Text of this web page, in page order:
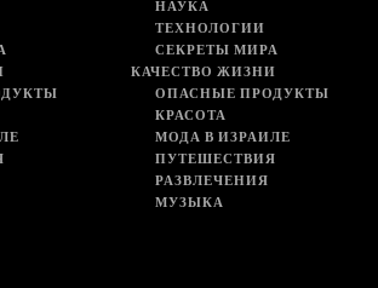
НАУКА
ТЕХНОЛОГИИ
СЕКРЕТЫ МИРА
КАЧЕСТВО ЖИЗНИ
ОПАСНЫЕ ПРОДУКТЫ
КРАСОТА
МОДА В ИЗРАИЛЕ
ПУТЕШЕСТВИЯ
РАЗВЛЕЧЕНИЯ
МУЗЫКА